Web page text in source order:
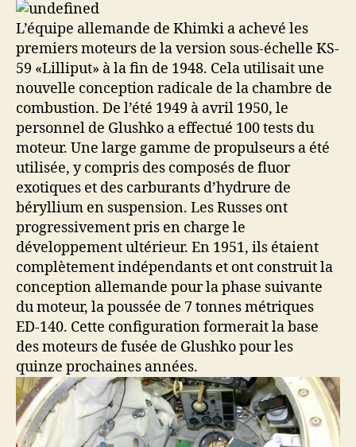
L’équipe allemande de Khimki a achevé les
premiers moteurs de la version sous-échelle KS-
59 «Lilliput» à la fin de 1948. Cela utilisait une
nouvelle conception radicale de la chambre de
combustion. De l’été 1949 à avril 1950, le
personnel de Glushko a effectué 100 tests du
moteur. Une large gamme de propulseurs a été
utilisée, y compris des composés de fluor
exotiques et des carburants d’hydrure de
béryllium en suspension. Les Russes ont
progressivement pris en charge le
développement ultérieur. En 1951, ils étaient
complètement indépendants et ont construit la
conception allemande pour la phase suivante
du moteur, la poussée de 7 tonnes métriques
ED-140. Cette configuration formerait la base
des moteurs de fusée de Glushko pour les
quinze prochaines années.